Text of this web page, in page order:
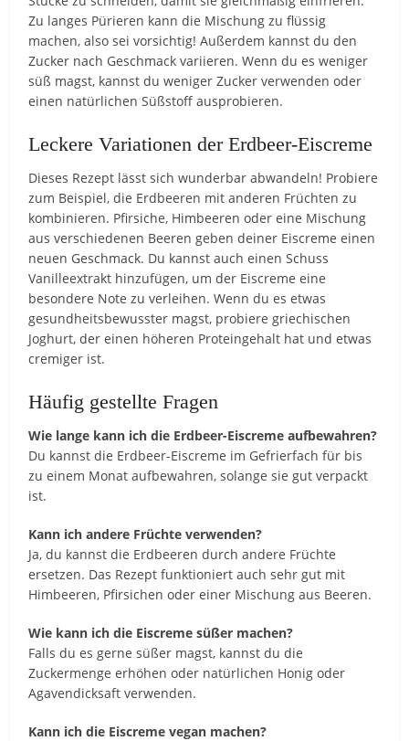
Zu langes Pürieren kann die Mischung zu flüssig
machen, also sei vorsichtig! Außerdem kannst du den
Zucker nach Geschmack variieren. Wenn du es weniger
süß magst, kannst du weniger Zucker verwenden oder
einen natürlichen Süßstoff ausprobieren.
Leckere Variationen der Erdbeer-Eiscreme
Dieses Rezept lässt sich wunderbar abwandeln! Probiere
zum Beispiel, die Erdbeeren mit anderen Früchten zu
kombinieren. Pfirsiche, Himbeeren oder eine Mischung
aus verschiedenen Beeren geben deiner Eiscreme einen
neuen Geschmack. Du kannst auch einen Schuss
Vanilleextrakt hinzufügen, um der Eiscreme eine
besondere Note zu verleihen. Wenn du es etwas
gesundheitsbewusster magst, probiere griechischen
Joghurt, der einen höheren Proteingehalt hat und etwas
cremiger ist.
Häufig gestellte Fragen
Wie lange kann ich die Erdbeer-Eiscreme aufbewahren?
Du kannst die Erdbeer-Eiscreme im Gefrierfach für bis
zu einem Monat aufbewahren, solange sie gut verpackt
ist.
Kann ich andere Früchte verwenden?
Ja, du kannst die Erdbeeren durch andere Früchte
ersetzen. Das Rezept funktioniert auch sehr gut mit
Himbeeren, Pfirsichen oder einer Mischung aus Beeren.
Wie kann ich die Eiscreme süßer machen?
Falls du es gerne süßer magst, kannst du die
Zuckermenge erhöhen oder natürlichen Honig oder
Agavendicksaft verwenden.
Kann ich die Eiscreme vegan machen?